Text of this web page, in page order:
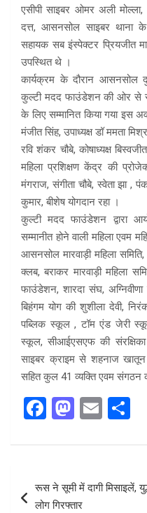
एसीपी साइबर ओमर अली
दत्त, आसनसोल साइबर थाना के
सहायक सब इंस्पेक्टर प्रियजीत
उपस्थित थे ।
कार्यक्रम के दौरान आसनसोल
कुल्टी मदद फाउंडेशन की ओर से
के लिए सम्मानित किया गया इस
मंजीत सिंह, उपाध्यक्ष डॉ ममता
रवि शंकर चौबे, कोषाध्यक्ष
महिला प्रशिक्षण केंद्र की
मंगराज, संगीता चौबे, स्वेता झा ,
कुमार, बीशेष योगदान रहा ।
कुल्टी मदद फाउंडेशन द्वारा
सम्मानीत होने वाली महिला एवम
आसनसोल मारवाड़ी महिला
क्लब, बराकर मारवाड़ी महिला
फाउंडेशन, शारदा संघ,
बिहंगम योग की शुशीला देवी,
पब्लिक स्कूल , टॉम एंड जेरी
स्कूल, सीआईएसएफ की
साइबर क्राइम से शहनाज
सहित कुल 41 व्यक्ति एवम संगठन
F
ce
b
o
M
st
o
d
E
ail
e
navigation
रूस ने सूमी में दागी मिसाइलें,
लोग गिरफ्तार